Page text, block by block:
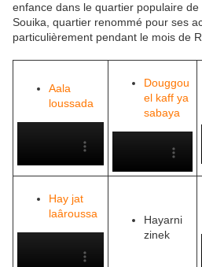
enfance dans le quartier populaire
Souika, quartier renommé pour ses
particulièrement pendant le mois de
Aala
loussada
Douggou
el kaff ya
sabaya
Hay jat
laâroussa
Hayarni
zinek